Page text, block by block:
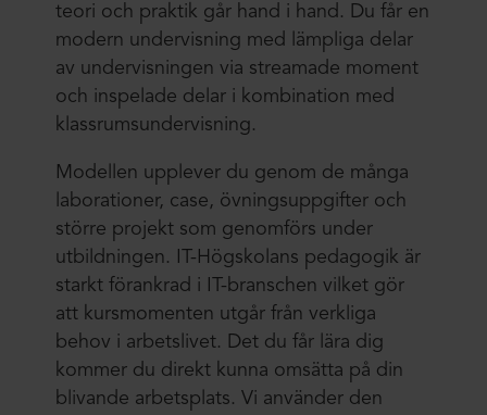
teori och praktik går hand i hand. Du får en
modern undervisning med lämpliga delar
av undervisningen via streamade moment
och inspelade delar i kombination med
klassrumsundervisning.
Modellen upplever du genom de många
laborationer, case, övningsuppgifter och
större projekt som genomförs under
utbildningen. IT-Högskolans pedagogik är
starkt förankrad i IT-branschen vilket gör
att kursmomenten utgår från verkliga
behov i arbetslivet. Det du får lära dig
kommer du direkt kunna omsätta på din
blivande arbetsplats. Vi använder den